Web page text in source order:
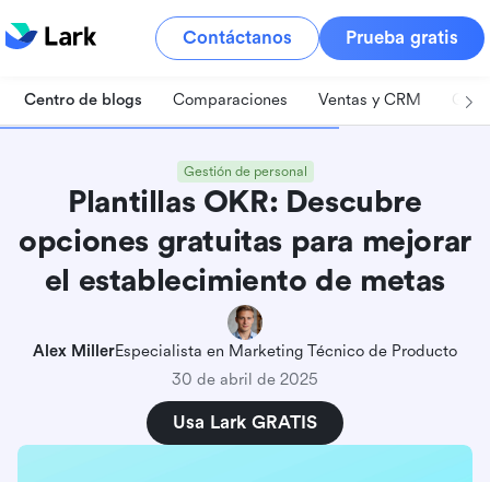
Contáctanos Prueba gratis
Centro de blogs Comparaciones Ventas y CRM
Gestión de personal
Plantillas OKR: Descubre
opciones gratuitas para mejorar
el establecimiento de metas
Alex MillerEspecialista en Marketing Técnico de Producto
30 de abril de 2025
Usa Lark GRATIS